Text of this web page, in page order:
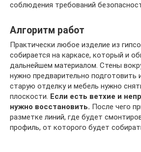
соблюдения требований
Алгоритм работ
Практически любое изделие из
собирается на каркасе, который и
дальнейшем материалом. Стены
нужно предварительно подготовить
старую отделку и мебель нужно
плоскости. Если есть ветхие и
нужно восстановить. После чего
разметке линий, где будет
профиль, от которого будет